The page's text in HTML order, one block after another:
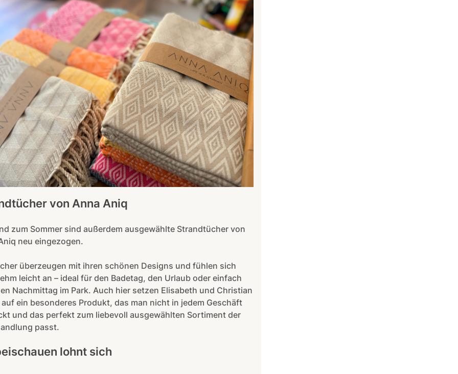
von Anna Aniq
zum Sommer sind außerdem ausgewählte Strandtücher von
neu eingezogen.
überzeugen mit ihren schönen Designs und fühlen sich
leicht an – ideal für den Badetag, den Urlaub oder einfach
Nachmittag im Park. Auch hier setzen Elisabeth und Christian
ein besonderes Produkt, das man nicht in jedem Geschäft
und das perfekt zum liebevoll ausgewählten Sortiment der
passt.
lohnt sich